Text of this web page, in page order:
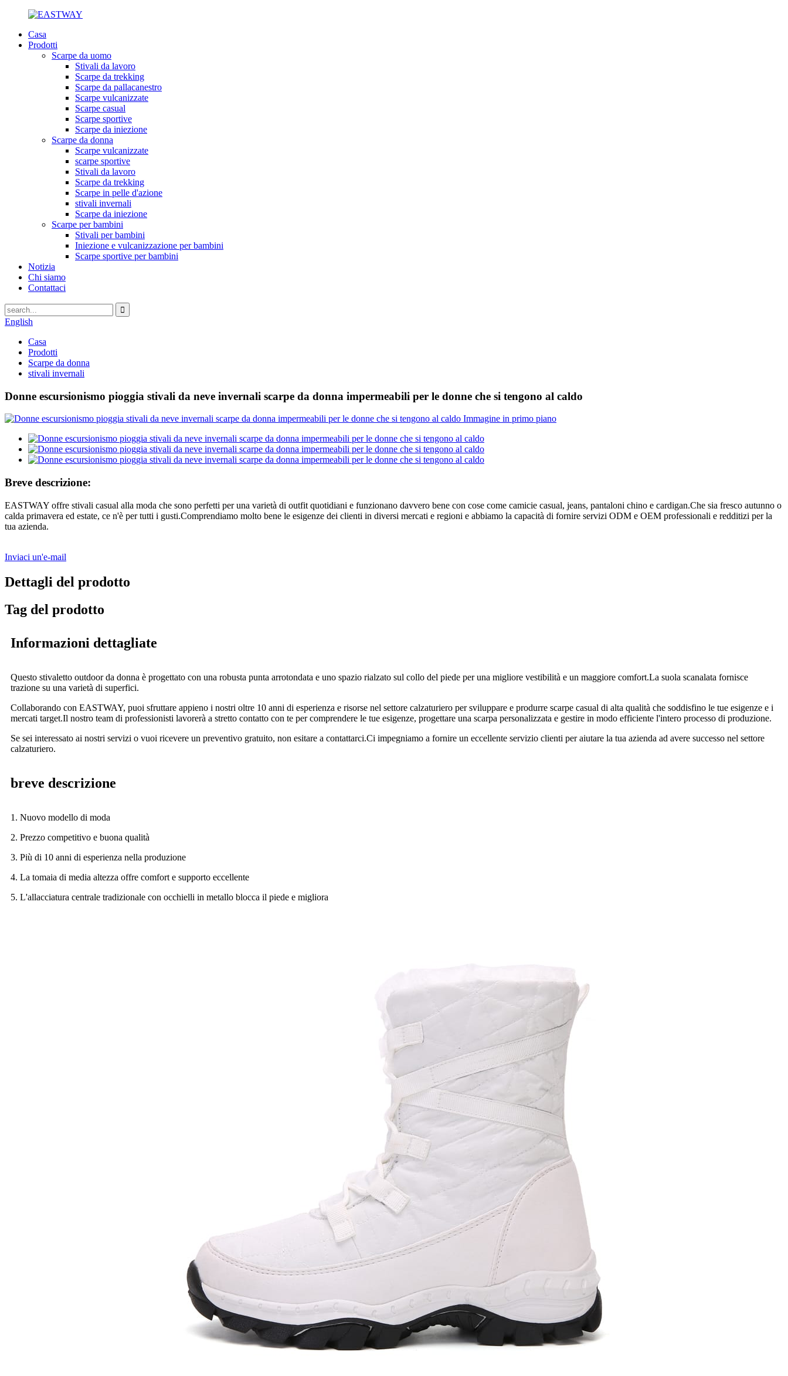
Casa
Prodotti
Scarpe da uomo
Stivali da lavoro
Scarpe da trekking
Scarpe da pallacanestro
Scarpe vulcanizzate
Scarpe casual
Scarpe sportive
Scarpe da iniezione
Scarpe da donna
Scarpe vulcanizzate
scarpe sportive
Stivali da lavoro
Scarpe da trekking
Scarpe in pelle d'azione
stivali invernali
Scarpe da iniezione
Scarpe per bambini
Stivali per bambini
Iniezione e vulcanizzazione per bambini
Scarpe sportive per bambini
Notizia
Chi siamo
Contattaci
English
Casa
Prodotti
Scarpe da donna
stivali invernali
Donne escursionismo pioggia stivali da neve invernali scarpe da donna impermeabili per le donne che si tengono al caldo
Breve descrizione:
EASTWAY offre stivali casual alla moda che sono perfetti per una varietà di outfit quotidiani e funzionano davvero bene con cose come camicie casual, jeans, pantaloni chino e cardigan.Che sia fresco autunno o
calda primavera ed estate, ce n'è per tutti i gusti.Comprendiamo molto bene le esigenze dei clienti in diversi mercati e regioni e abbiamo la capacità di fornire servizi ODM e OEM professionali e redditizi per la
tua azienda.
Inviaci un'e-mail
Dettagli del prodotto
Tag del prodotto
Informazioni dettagliate
Questo stivaletto outdoor da donna è progettato con una robusta punta arrotondata e uno spazio rialzato sul collo del piede per una migliore vestibilità e un maggiore comfort.La suola scanalata fornisce
trazione su una varietà di superfici.
Collaborando con EASTWAY, puoi sfruttare appieno i nostri oltre 10 anni di esperienza e risorse nel settore calzaturiero per sviluppare e produrre scarpe casual di alta qualità che soddisfino le tue esigenze e i
mercati target.Il nostro team di professionisti lavorerà a stretto contatto con te per comprendere le tue esigenze, progettare una scarpa personalizzata e gestire in modo efficiente l'intero processo di produzione.
Se sei interessato ai nostri servizi o vuoi ricevere un preventivo gratuito, non esitare a contattarci.Ci impegniamo a fornire un eccellente servizio clienti per aiutare la tua azienda ad avere successo nel settore
calzaturiero.
breve descrizione
1. Nuovo modello di moda
2. Prezzo competitivo e buona qualità
3. Più di 10 anni di esperienza nella produzione
4. La tomaia di media altezza offre comfort e supporto eccellente
5. L'allacciatura centrale tradizionale con occhielli in metallo blocca il piede e migliora